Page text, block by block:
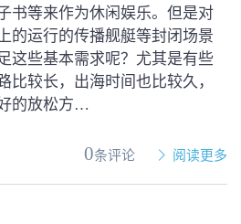
书等来作为休闲娱乐。但是对
的运行的传播舰艇等封闭场景
这些基本需求呢？尤其是有些
比较长，出海时间也比较久，
的放松方…
0条评论 阅读更多